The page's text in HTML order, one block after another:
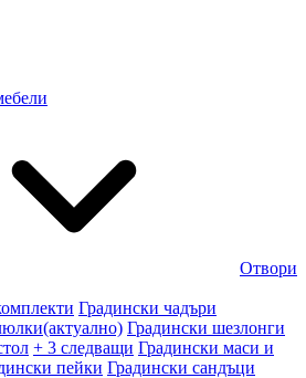
Отвори
Градински чадъри
(актуално) Градински шезлонги
+ 3 следващи Градински маси и
пейки Градински сандъци